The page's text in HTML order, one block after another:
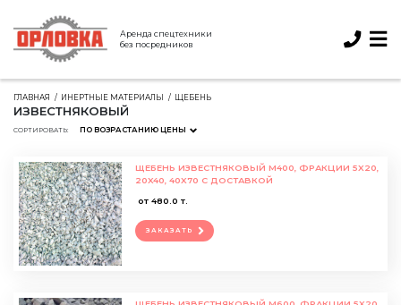
Аренда спецтехники
без посредников
ГЛАВНАЯ ИНЕРТНЫЕ МАТЕРИАЛЫ ЩЕБЕНЬ
ИЗВЕСТНЯКОВЫЙ
СОРТИРОВАТЬ: ПО ВОЗРАСТАНИЮ ЦЕНЫ
ЩЕБЕНЬ ИЗВЕСТНЯКОВЫЙ М400, ФРАКЦИИ 5X20,
20X40, 40X70 С ДОСТАВКОЙ
от 480.0 т.
ЗАКАЗАТЬ